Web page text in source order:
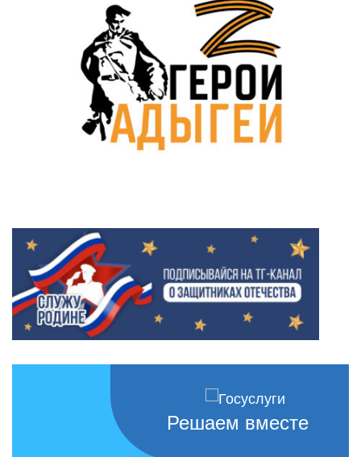
Решаем вместе